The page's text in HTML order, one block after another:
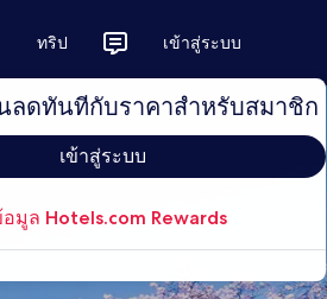
ทริป เข้าสู่ระบบ
ลดทันทีกับราคาสำหรับสมาชิก
เข้าสู่ระบบ
มูล Hotels.com Rewards